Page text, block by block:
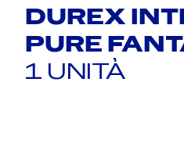
DUREX
PURE
1 UNITÀ